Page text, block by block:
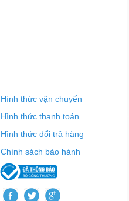
Hình thức vận chuyển
Hình thức thanh toán
Hình thức đổi trả hàng
Chính sách bảo hành